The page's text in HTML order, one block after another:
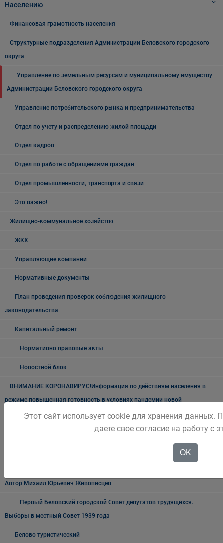
Населению
Финансовая грамотность населения
Структурные подразделения Администрации Беловского городского
округа
Управление по земельным ресурсам и муниципальному имуществу
Администрации Беловского городского округа
Управление потребительского рынка и предпринимательства
Отдел по учету и распределению жилой площади
Отдел кадров
Отдел по работе с обращениями граждан
Отдел промышленности, транспорта и связи
Это важно!
Жилищно-коммунальное хозяйство
ЖКХ
Управляющие компании
Нормативные документы
План проведения проверок соблюдения жилищного
законодательства
Капитальный ремонт
Нормативно правовые акты
Новостной блок
ВНИМАНИЕ КОРОНАВИРУС!Информация по действиям населения в
режиме повышенная готовность в условиях пандемии новой
короновирусной инфекции
Автор Михаил Юрьевич Живописцев
Первый Беловский городской Совет депутатов трудящихся.
Выборы в местный Совет 1939 года
Белово туристический
Этот сайт использует cookie для хранения данных.
даете свое согласие на работу с
OK